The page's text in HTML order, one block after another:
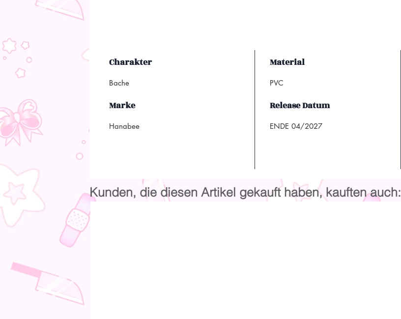
Charakter
Bache
Material
PVC
Marke
Hanabee
Release Datum
ENDE 04/2027
Kunden, die diesen Artikel gekauft haben, kauften auch: